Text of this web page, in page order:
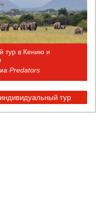
тур в Кению и
Predators
тур